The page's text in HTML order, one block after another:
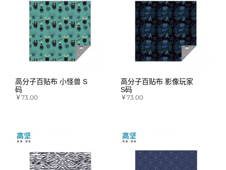
高分子百贴布 小怪兽 S
码
￥73.00
高分子百贴布 影像玩家
S码
￥73.00